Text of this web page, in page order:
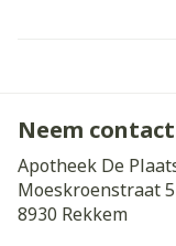
Neem
Apotheek De
Moeskroenstraat
8930 Rekkem